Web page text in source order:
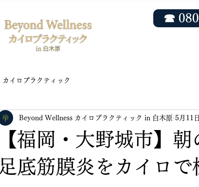
☎
カイロプラクティック
【福岡・大野城市】
足底筋膜炎をカイロ
Beyond Wellness カイロプラクティック in 白木原 5月11日